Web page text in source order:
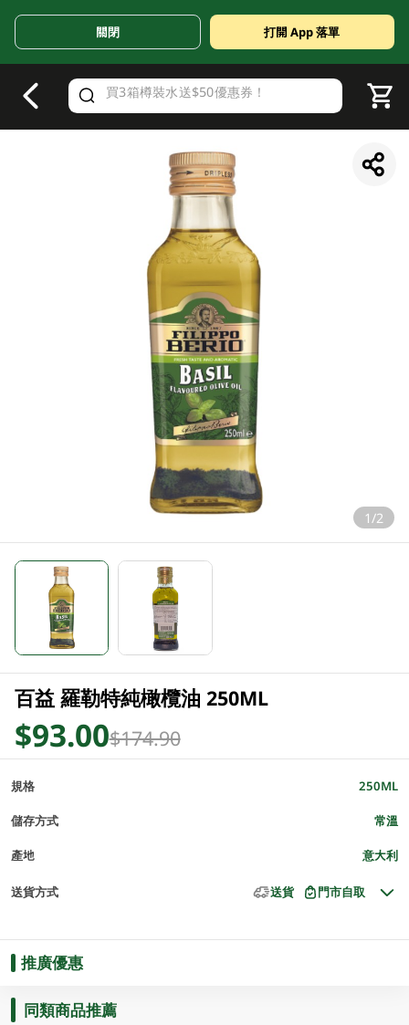
Valid Until 30 June 2026
關閉 打開 App 落單
1/2
百益 羅勒特純橄欖油 250ML
$93.00$174.90
規格 250ML
儲存方式 常溫
產地 意大利
送貨方式 送貨 門市自取
推廣優惠
同類商品推薦